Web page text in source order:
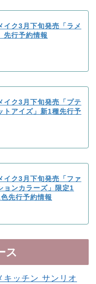
イク3月下旬発売「ラメ
先行予約情報
イク3月下旬発売「プテ
トアイズ」新1種先行予
イク3月下旬発売「ファ
ョンカラーズ」限定1
先行予約情報
ス
ッチン サンリオ